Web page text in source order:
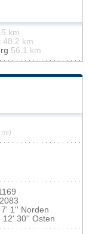
km
48.2 km
56.1 km
7' 1'' Norden
12' 30'' Osten